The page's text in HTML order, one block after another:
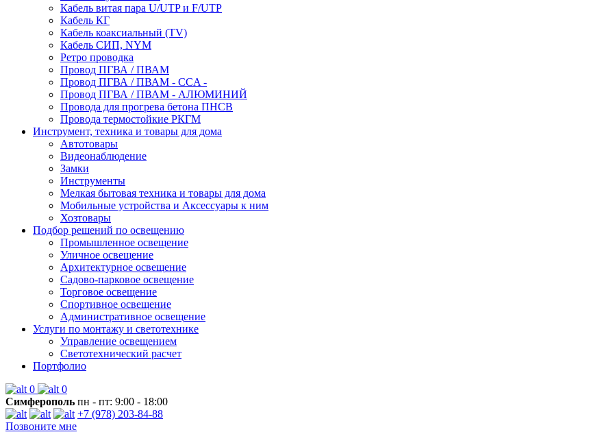
Кабель витая пара U/UTP и F/UTP
Кабель КГ
Кабель коаксиальный (TV)
Кабель СИП, NYM
Ретро проводка
Провод ПГВА / ПВАМ
Провод ПГВА / ПВАМ - CCA -
Провод ПГВА / ПВАМ - АЛЮМИНИЙ
Провода для прогрева бетона ПНСВ
Провода термостойкие РКГМ
Инструмент, техника и товары для дома
Автотовары
Видеонаблюдение
Замки
Инструменты
Мелкая бытовая техника и товары для дома
Мобильные устройства и Аксессуары к ним
Хозтовары
Подбор решений по освещению
Промышленное освещение
Уличное освещение
Архитектурное освещение
Садово-парковое освещение
Торговое освещение
Спортивное освещение
Административное освещение
Услуги по монтажу и светотехнике
Управление освещением
Светотехнический расчет
Портфолио
0
0
Симферополь пн - пт: 9:00 - 18:00
+7 (978) 203-84-88
Позвоните мне